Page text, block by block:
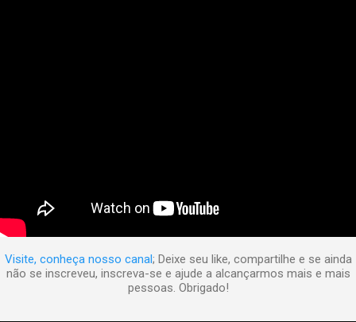
Visite, conheça nosso canal; Deixe seu like, compartilhe e se ainda
não se inscreveu, inscreva-se e ajude a alcançarmos mais e mais
pessoas. Obrigado!